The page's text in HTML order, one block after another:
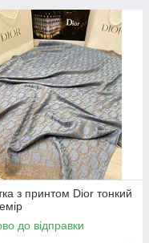
з принтом Dior тонкий
до відправки